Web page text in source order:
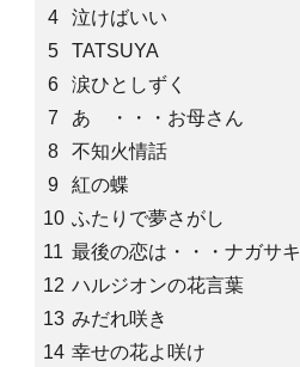
4 泣けばいい
5
TATSUYA
6
涙ひとしずく
7
あゝ・・・お母さん
8
不知火情話
9
紅の蝶
10 ふたりで夢さがし
11 最後の恋は・・・ナガサキ
12 ハルジオンの花言葉
13 みだれ咲き
14 幸せの花よ咲け